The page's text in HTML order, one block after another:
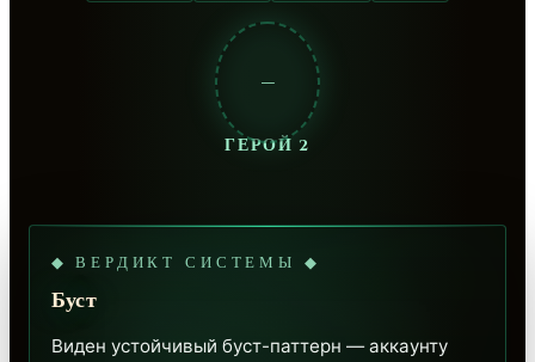
—
ГЕРОЙ 2
◆ ВЕРДИКТ СИСТЕМЫ ◆
Буст
Виден устойчивый буст-паттерн — аккаунту